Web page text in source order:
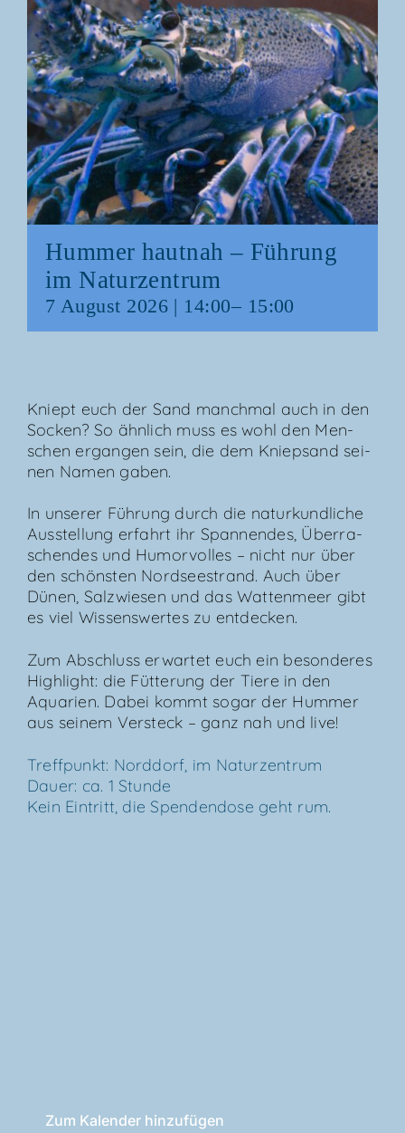
Hum­mer haut­nah – Füh­rung
im Naturzentrum
7 August 2026 | 14:00– 15:00
Kniept euch der Sand manch­mal auch in den
Socken? So ähn­lich muss es wohl den Men­
schen ergan­gen sein, die dem Kniep­sand sei­
nen Namen gaben.
In unse­rer Füh­rung durch die natur­kund­li­che
Aus­stel­lung erfahrt ihr Span­nen­des, Über­ra­
schen­des und Humor­vol­les – nicht nur über
den schöns­ten Nord­see­strand. Auch über
Dünen, Salz­wie­sen und das Wat­ten­meer gibt
es viel Wis­sens­wer­tes zu entdecken.
Zum Abschluss erwar­tet euch ein beson­de­res
High­light: die Füt­te­rung der Tie­re in den
Aqua­ri­en. Dabei kommt sogar der Hum­mer
aus sei­nem Ver­steck – ganz nah und live!
Treff­punkt: Nord­dorf, im Natur­zen­trum
Dau­er: ca. 1 Stun­de
Kein Ein­tritt, die Spen­den­do­se geht rum.
Zum Kalender hinzufügen